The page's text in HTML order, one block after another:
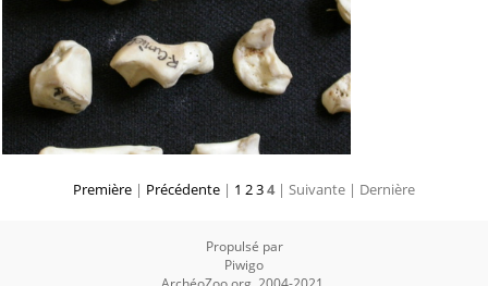
Première | Précédente | 1 234 | Suivante | Dernière
Propulsé par
Piwigo